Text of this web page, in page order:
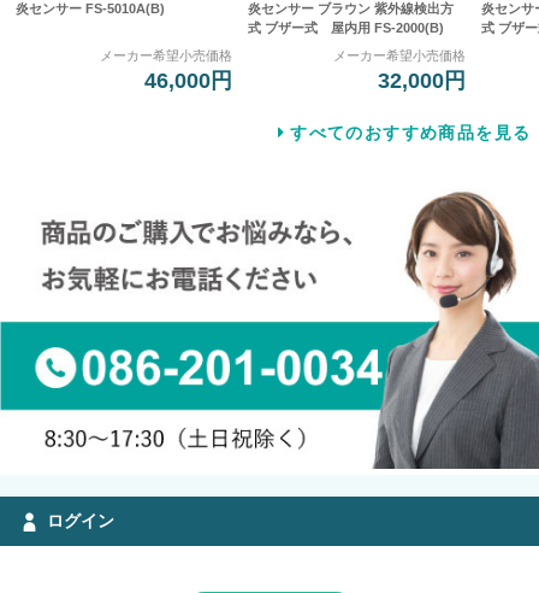
炎センサー FS-5010A(B)
メーカー希望小売価格
46,000円
炎センサー ブラウン 紫外線検出方
式 ブザー式 屋内用 FS-2000(B)
メーカー希望小売価格
32,000円
炎センサ
式 ブザ
すべてのおすすめ商品を見る
ログイン